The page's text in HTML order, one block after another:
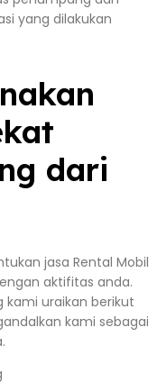
yang dilakukan
dari
jasa Rental Mobil
aktifitas anda.
kami uraikan berikut
kami sebagai